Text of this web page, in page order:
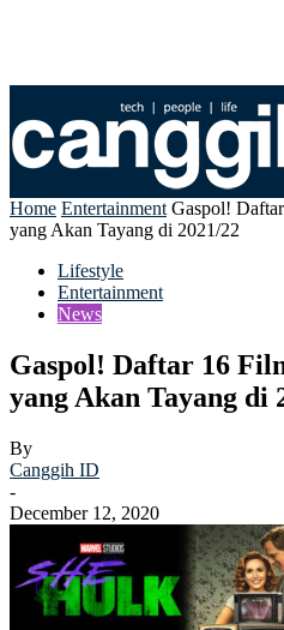
Home Entertainment Gaspol!
yang Akan Tayang di 2021/22
Lifestyle
Entertainment
News
Gaspol! Daftar 16
yang Akan Tayang di
By
Canggih ID
-
December 12, 2020